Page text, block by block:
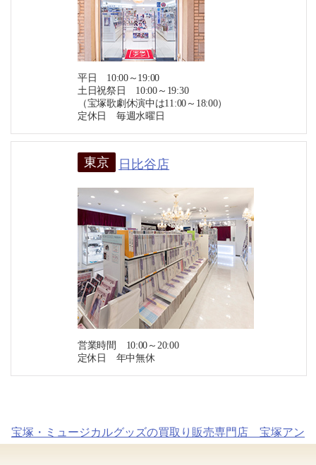
平日 10:00～19:00
土日祝祭日 10:00～19:30
（宝塚歌劇休演中は11:00～18:00）
定休日 毎週水曜日
東京 日比谷店
営業時間 10:00～20:00
定休日 年中無休
宝塚・ミュージカルグッズの買取り販売専門店 宝塚アン